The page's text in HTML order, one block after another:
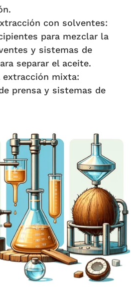
con solventes:
para mezclar la
y sistemas de
separar el aceite.
extracción mixta:
prensa y sistemas de